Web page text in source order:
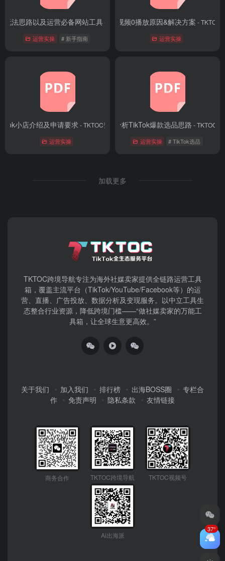
玩法思路以及运营必备网站工具- TKTOC资料库
运营实操 # 新手指南
TikTok视频0播放原因&解决方案 - TKTOC
运营实操
小店介绍及申请要求- TKTOC资料库
运营实操
实例分析TikTok爆款选品思路 - TKTOC资
运营实操 # TikTok选品
加载更多
TKTOC跨境导航​专注为海外社媒卖家提供全链路运营工具
箱，覆盖主流平台（TikTok/YouTube/Facebook等）​的运
营、直播、广告投放、数据分析及变现服务。以中立工具生
态整合行业资源，降低跨境门槛——“做社媒卖家的万能工
具箱，让全球生意更高效。”
关于我们 加入我们 排行榜 出海BOSS圈
专栏合
作
免责声明 隐私条款 友情链接
商务合作 TKTOC跨境导航 TKTOC视频号
Ai出海派
37°